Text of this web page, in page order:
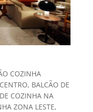
COZINHA
, BALCÃO DE
COZINHA NA
ZONA LESTE,